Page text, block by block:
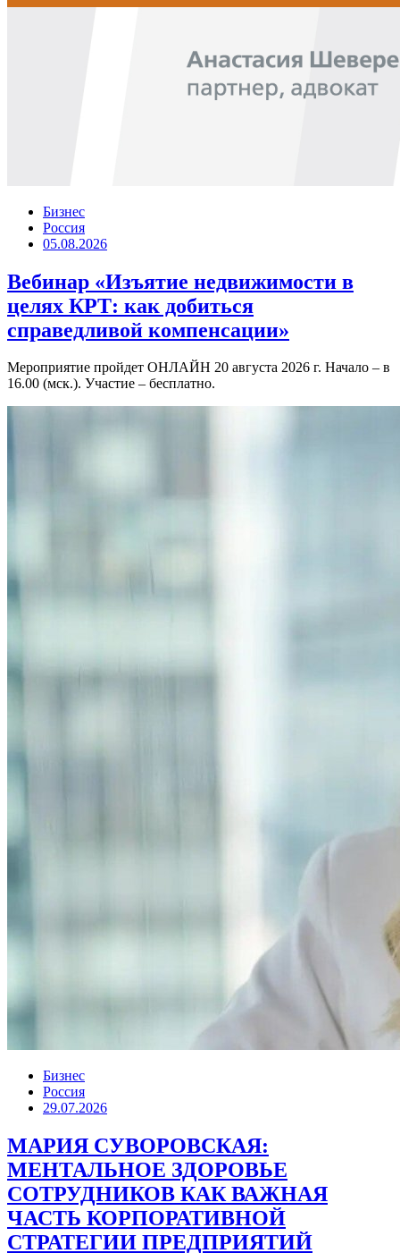
Бизнес
Россия
05.08.2026
Вебинар «Изъятие недвижимости в
целях КРТ: как добиться
справедливой компенсации»
Мероприятие пройдет ОНЛАЙН 20 августа 2026 г. Начало – в
16.00 (мск.). Участие – бесплатно.
Бизнес
Россия
29.07.2026
МАРИЯ СУВОРОВСКАЯ:
МЕНТАЛЬНОЕ ЗДОРОВЬЕ
СОТРУДНИКОВ КАК ВАЖНАЯ
ЧАСТЬ КОРПОРАТИВНОЙ
СТРАТЕГИИ ПРЕДПРИЯТИЙ